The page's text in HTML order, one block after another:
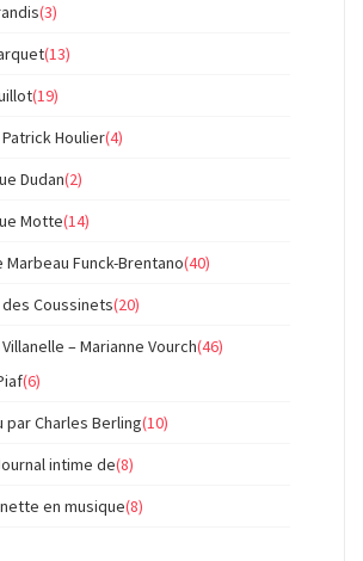
(3)
(13)
(19)
Houlier(4)
Dudan(2)
Motte(14)
Marbeau Funck-Brentano(40)
des Coussinets(20)
– Marianne Vourch(46)
(6)
par Charles Berling(10)
intime de(8)
en musique(8)